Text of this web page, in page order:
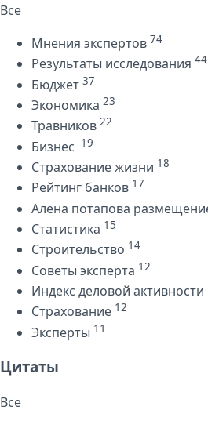
Все
Мнения экспертов 74
Результаты исследования 44
Бюджет 37
Экономика 23
Травников 22
Бизнес 19
Страхование жизни 18
Рейтинг банков 17
Алена потапова
Статистика 15
Строительство 14
Советы эксперта 12
Индекс деловой активности
Страхование 12
Эксперты 11
Цитаты
Все